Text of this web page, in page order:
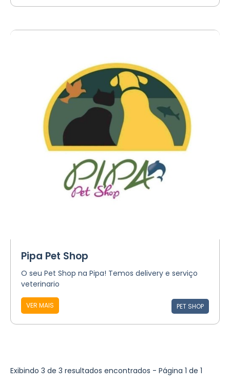
Pipa Pet Shop
O seu Pet Shop na Pipa! Temos delivery e serviço
veterinario
VER MAIS PET SHOP
Exibindo 3 de 3 resultados encontrados - Página 1 de 1